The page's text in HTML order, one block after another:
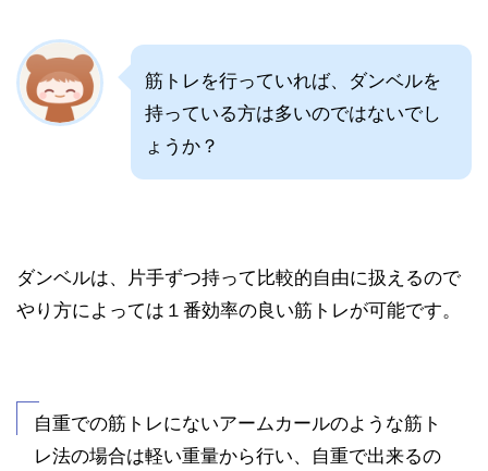
筋トレを行っていれば、ダンベルを
持っている方は多いのではないでし
ょうか？
ダンベルは、片手ずつ持って比較的自由に扱えるので
やり方によっては１番効率の良い筋トレが可能です。
自重での筋トレにないアームカールのような筋ト
レ法の場合は軽い重量から行い、自重で出来るの